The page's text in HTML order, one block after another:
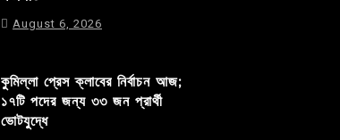
August 6, 2026
কুমিল্লা প্রেস ক্লাবের নির্বাচন আজ;
১৭টি পদের জন্য ৩৩ জন প্রার্থী
ভোটযুদ্ধে